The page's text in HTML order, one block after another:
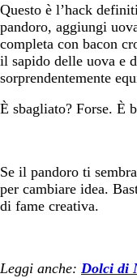
Questo è l’hack
pandoro, aggiungi
completa con bacon
il sapido delle uova e
sorprendentemente
È sbagliato? Forse. È
Se il pandoro ti
per cambiare idea.
di fame creativa.
Leggi anche: Dolci di